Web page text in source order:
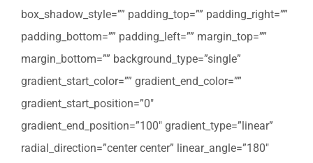
box_shadow_style=”” padding_top=”” padding_right=””
padding_bottom=”” padding_left=”” margin_top=””
margin_bottom=”” background_type=”single”
gradient_start_color=”” gradient_end_color=””
gradient_start_position=”0″
gradient_end_position=”100″ gradient_type=”linear”
radial_direction=”center center” linear_angle=”180″